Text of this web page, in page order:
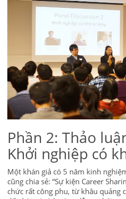
Phần 2: Thảo
Khởi nghiệp có
Một khán giả có 5 năm kinh
cũng chia sẻ: “Sự kiện Career
chức rất công phu, từ khâu quảng